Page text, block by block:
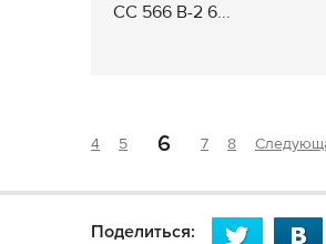
СС 566 В-2 6...
4 5 6 7 8
Поделиться: